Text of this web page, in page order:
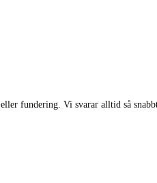
fundering. Vi svarar alltid så